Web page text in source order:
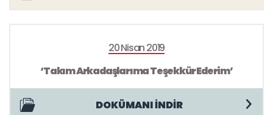
20 Nisan 2019
‘Takım Arkadaşlarıma Teşekkür Ederim’
DOKÜMANI İNDİR